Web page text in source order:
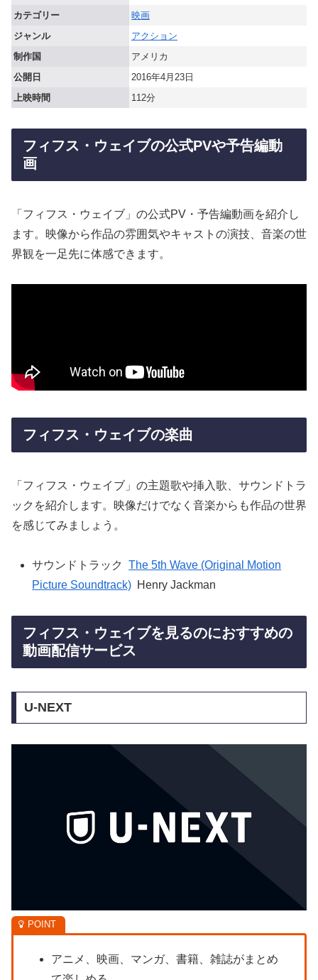
カテゴリー
映画
ジャンル
アクション
制作国
アメリカ
公開日
2016年4月23日
上映時間
112分
フィフス・ウェイブの公式PVや予告編動
画
「フィフス・ウェイブ」の公式PV・予告編動画を紹介し
ます。映像から作品の雰囲気やキャストの演技、音楽の世
界観を一足先に体感できます。
フィフス・ウェイブの楽曲
「フィフス・ウェイブ」の主題歌や挿入歌、サウンドトラ
ックを紹介します。映像だけでなく音楽からも作品の世界
を感じてみましょう。
サウンドトラック
The 5th Wave (Original Motion
Picture Soundtrack) Henry Jackman
フィフス・ウェイブを見るのにおすすめの
動画配信サービス
U-NEXT
アニメ、映画、マンガ、書籍、雑誌がまとめ